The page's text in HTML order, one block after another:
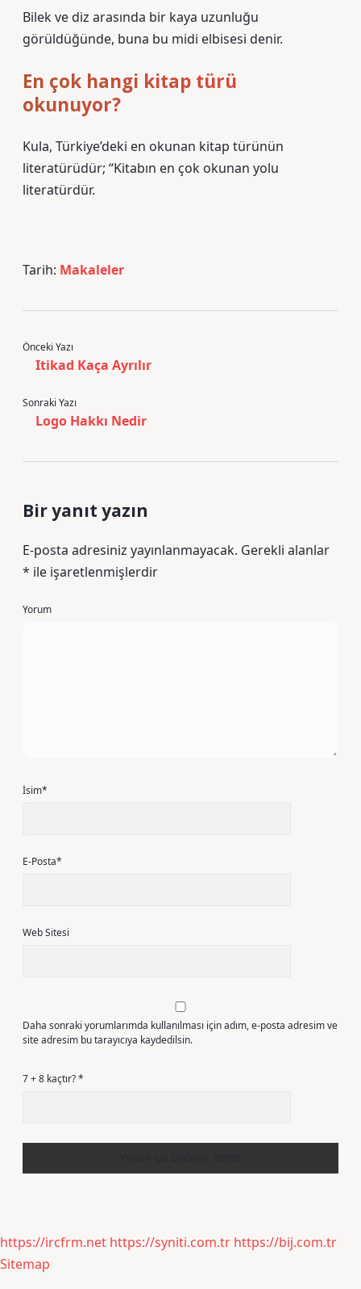
Bilek ve diz arasında bir kaya uzunluğu
görüldüğünde, buna bu midi elbisesi denir.
En çok hangi kitap türü
okunuyor?
Kula, Türkiye’deki en okunan kitap türünün
literatürüdür; “Kitabın en çok okunan yolu
literatürdür.
Tarih: Makaleler
Önceki Yazı
Itikad Kaça Ayrılır
Sonraki Yazı
Logo Hakkı Nedir
Bir yanıt yazın
E-posta adresiniz yayınlanmayacak. Gerekli alanlar
* ile işaretlenmişlerdir
Yorum
İsim*
E-Posta*
Web Sitesi
Daha sonraki yorumlarımda kullanılması için adım, e-posta adresim ve
site adresim bu tarayıcıya kaydedilsin.
7 + 8 kaçtır?*
https://ircfrm.net https://syniti.com.tr https://bij.com.tr
Sitemap